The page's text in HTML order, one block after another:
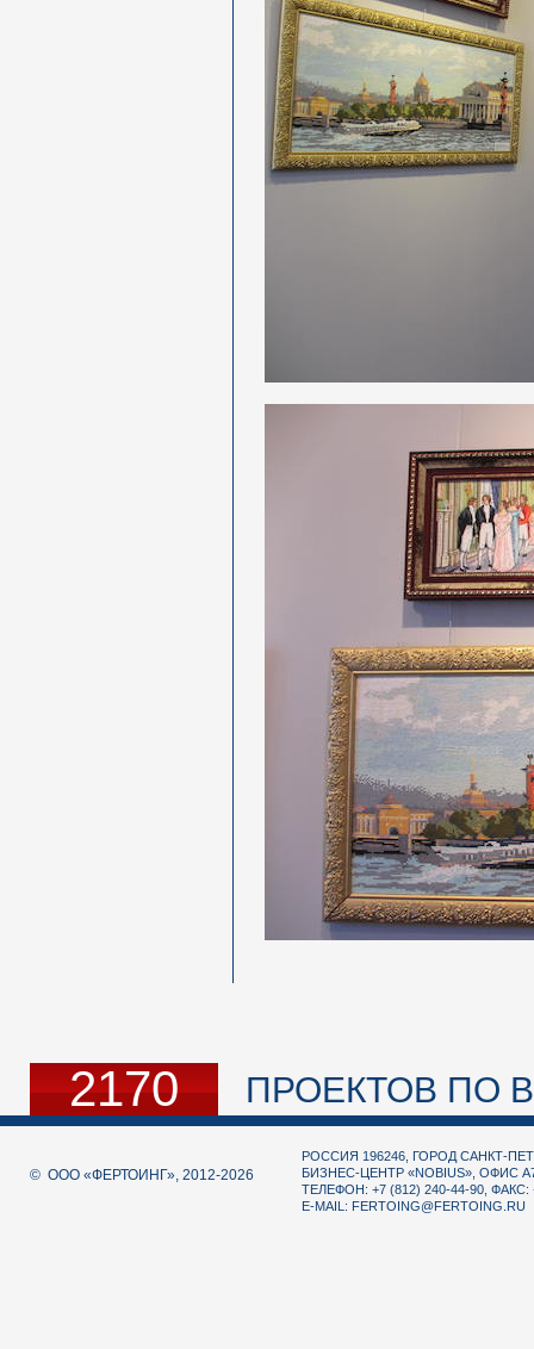
2170 ПРОЕКТОВ ПО
© ООО «ФЕРТОИНГ», 2012-2026
РОССИЯ 196246, ГОРОД САНКТ-
БИЗНЕС-ЦЕНТР «NOBIUS», ОФИС
ТЕЛЕФОН: +7 (812) 240-44-90, ФАКС:
E-MAIL: FERTOING@FERTOING.RU